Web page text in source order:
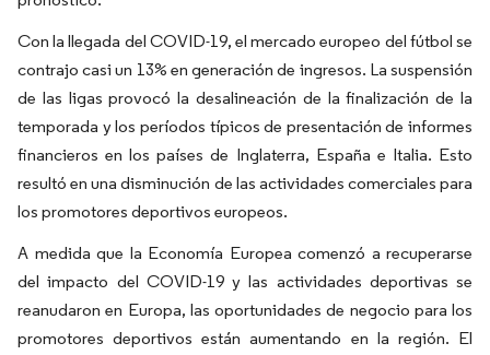
Con la llegada del COVID-19, el mercado europeo del fútbol se
contrajo casi un 13% en generación de ingresos. La suspensión
de las ligas provocó la desalineación de la finalización de la
temporada y los períodos típicos de presentación de informes
financieros en los países de Inglaterra, España e Italia. Esto
resultó en una disminución de las actividades comerciales para
los promotores deportivos europeos.
A medida que la Economía Europea comenzó a recuperarse
del impacto del COVID-19 y las actividades deportivas se
reanudaron en Europa, las oportunidades de negocio para los
promotores deportivos están aumentando en la región. El